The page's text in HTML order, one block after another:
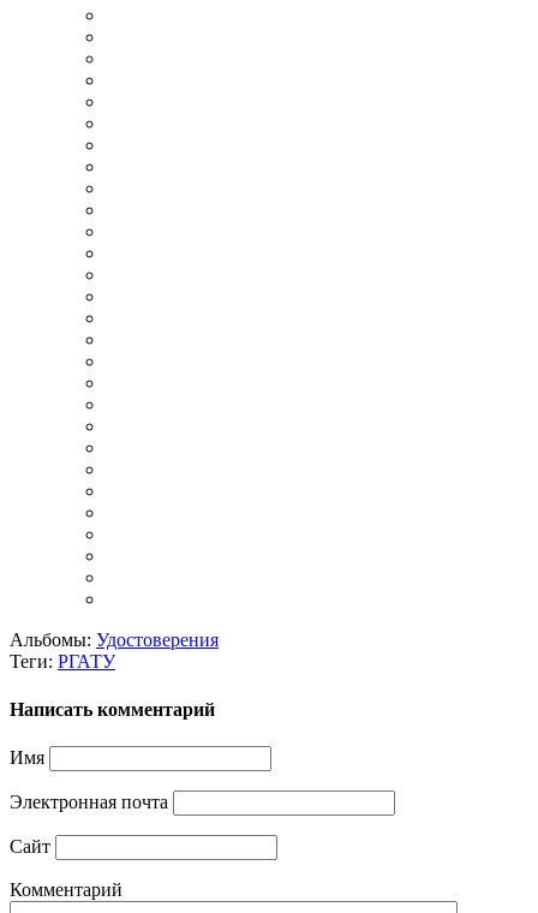
Альбомы: Удостоверения
Теги: РГАТУ
Написать комментарий
Имя
Электронная почта
Сайт
Комментарий